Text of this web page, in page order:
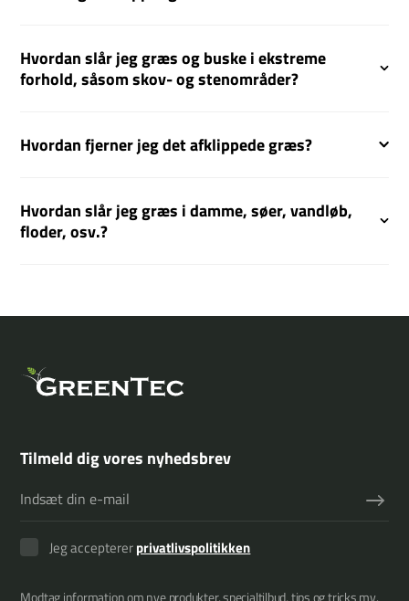
Hvordan slår jeg græs og buske i ekstreme
forhold, såsom skov- og stenområder?
Hvordan fjerner jeg det afklippede græs?
Hvordan slår jeg græs i damme, søer, vandløb,
floder, osv.?
Tilmeld dig vores nyhedsbrev
Jeg acceptererprivatlivspolitikken
Modtag information om nye produkter, specialtilbud, tips og tricks mv.